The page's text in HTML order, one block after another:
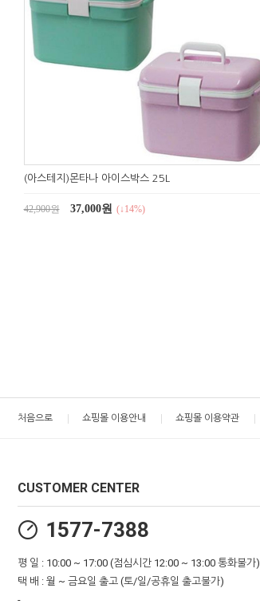
(아스테지)몬타나 아이스박스 25L
42,900원 37,000원 (↓14%)
처음으로 쇼핑몰 이용안내 쇼핑몰 이용약관
CUSTOMER CENTER
1577-7388
평 일 : 10:00 ~ 17:00 (점심시간 12:00 ~ 13:00 통화불가)
택 배 : 월 ~ 금요일 출고 (토/일/공휴일 출고불가)
-